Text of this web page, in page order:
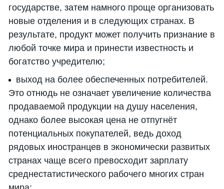
государстве, затем намного проще организовать
новые отделения и в следующих странах. В
результате, продукт может получить признание в
любой точке мира и принести известность и
богатство учредителю;
выход на более обеспеченных потребителей.
Это отнюдь не означает увеличение количества
продаваемой продукции на душу населения,
однако более высокая цена не отпугнёт
потенциальных покупателей, ведь доход
рядовых иностранцев в экономически развитых
странах чаще всего превосходит зарплату
среднестатистического рабочего многих стран